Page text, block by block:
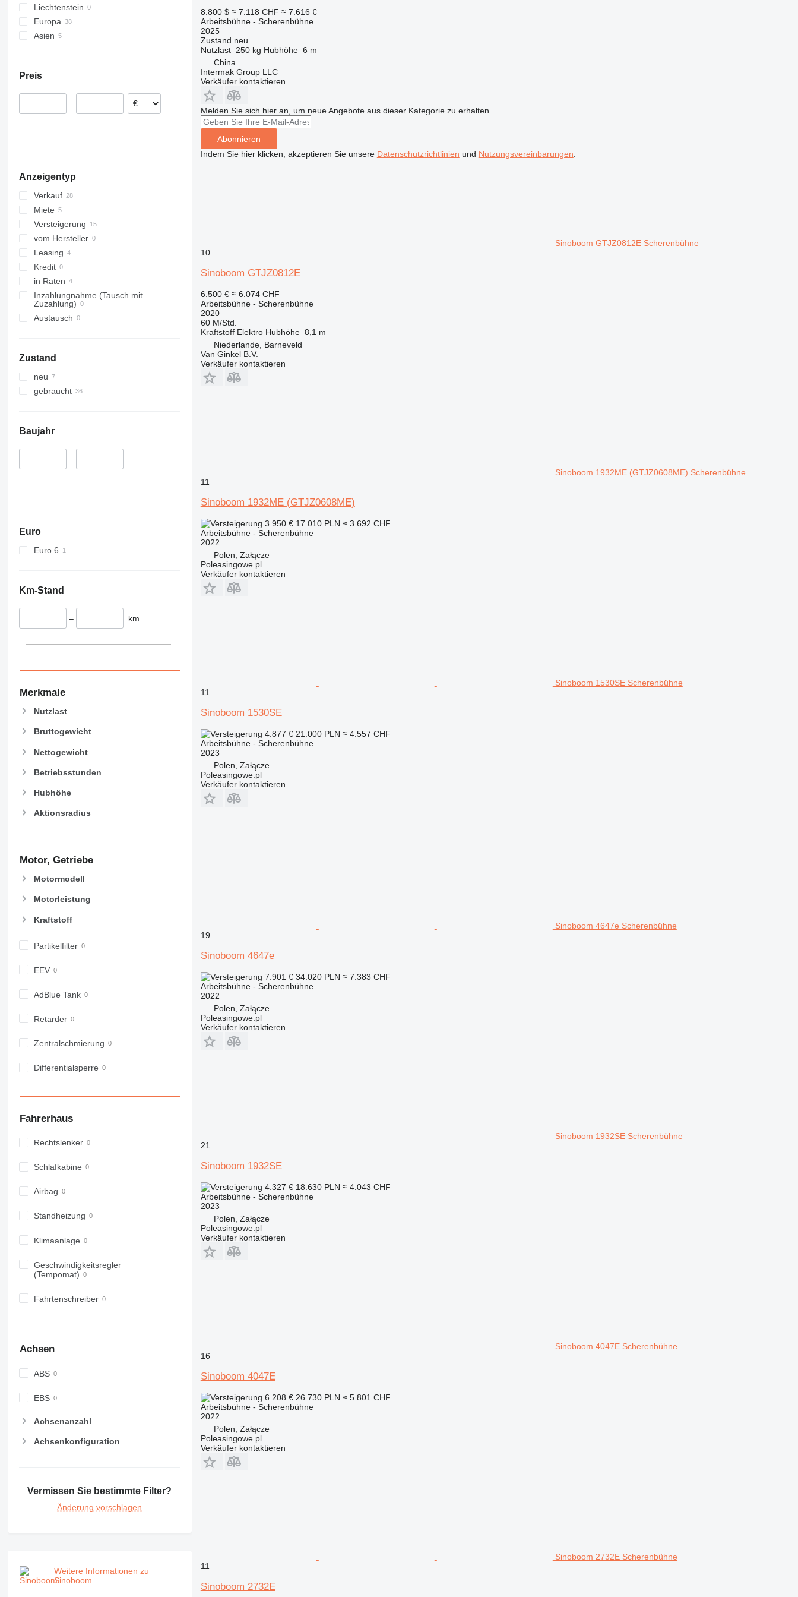
860
1200
1230
1932
3246
3369
3394
4069
4394
DSP
E-series
Liftlux
Pecolift
R-series
Liechtenstein
Europa
Deutschland
Rumänien
Asien
Preis
–
Anzeigentyp
Verkauf
Miete
Versteigerung
vom Hersteller
Leasing
Kredit
in Raten
Inzahlungnahme (Tausch mit
Zuzahlung)
Austausch
Zustand
neu
gebraucht
Baujahr
–
Euro
Euro 6
Km-Stand
– km
Merkmale
Nutzlast
Bruttogewicht
Nettogewicht
Betriebsstunden
Hubhöhe
Aktionsradius
Motor, Getriebe
Motormodell
Motorleistung
Kraftstoff
Partikelfilter
EEV
AdBlue Tank
Retarder
Zentralschmierung
Differentialsperre
Fahrerhaus
Rechtslenker
Schlafkabine
Airbag
Standheizung
Klimaanlage
Geschwindigkeitsregler
(Tempomat)
Fahrtenschreiber
Achsen
ABS
EBS
Achsenanzahl
Achsenkonfiguration
Vermissen Sie bestimmte Filter?
Änderung vorschlagen
Weitere Informationen zu
Sinoboom
8.800 $ ≈ 7.118 CHF ≈ 7.616 €
Arbeitsbühne - Scherenbühne
2025
Zustand neu
Nutzlast 250 kg Hubhöhe 6 m
China
Intermak Group LLC
Verkäufer kontaktieren
Melden Sie sich hier an, um neue Angebote aus dieser Kategorie zu erhalten
Abonnieren
Indem Sie hier klicken, akzeptieren Sie unsere Datenschutzrichtlinien und Nutzungsvereinbarungen
Sinoboom GTJZ0812E Scherenbühne
10
Sinoboom GTJZ0812E
6.500 € ≈ 6.074 CHF
Arbeitsbühne - Scherenbühne
2020
60 M/Std.
Kraftstoff Elektro Hubhöhe 8,1 m
Niederlande, Barneveld
Van Ginkel B.V.
Verkäufer kontaktieren
Sinoboom 1932ME (GTJZ0608ME) Scherenbühne
11
Sinoboom 1932ME (GTJZ0608ME)
3.950 € 17.010 PLN ≈ 3.692 CHF
Arbeitsbühne - Scherenbühne
2022
Polen, Załącze
Poleasingowe.pl
Verkäufer kontaktieren
Sinoboom 1530SE Scherenbühne
11
Sinoboom 1530SE
4.877 € 21.000 PLN ≈ 4.557 CHF
Arbeitsbühne - Scherenbühne
2023
Polen, Załącze
Poleasingowe.pl
Verkäufer kontaktieren
Sinoboom 4647e Scherenbühne
19
Sinoboom 4647e
7.901 € 34.020 PLN ≈ 7.383 CHF
Arbeitsbühne - Scherenbühne
2022
Polen, Załącze
Poleasingowe.pl
Verkäufer kontaktieren
Sinoboom 1932SE Scherenbühne
21
Sinoboom 1932SE
4.327 € 18.630 PLN ≈ 4.043 CHF
Arbeitsbühne - Scherenbühne
2023
Polen, Załącze
Poleasingowe.pl
Verkäufer kontaktieren
Sinoboom 4047E Scherenbühne
16
Sinoboom 4047E
6.208 € 26.730 PLN ≈ 5.801 CHF
Arbeitsbühne - Scherenbühne
2022
Polen, Załącze
Poleasingowe.pl
Verkäufer kontaktieren
Sinoboom 2732E Scherenbühne
11
Sinoboom 2732E